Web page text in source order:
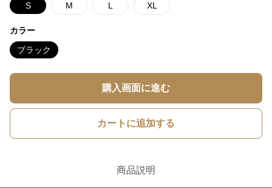
S M L XL
カラー
ブラック
購入画面に進む
カートに追加する
商品説明